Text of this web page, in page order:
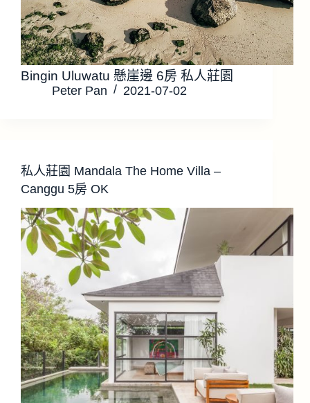
Bingin Uluwatu 懸崖邊 6房 私人莊園
Peter Pan 2021-07-02
私人莊園 Mandala The Home Villa –
Canggu 5房 OK